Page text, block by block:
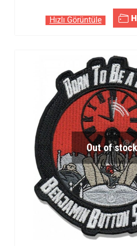
Hızlı Görüntüle
Out of stock